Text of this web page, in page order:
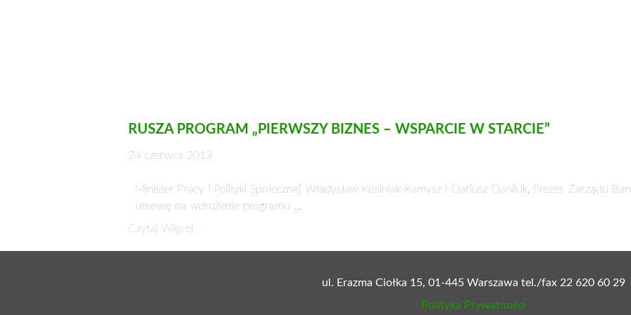
RUSZA PROGRAM „PIERWSZY BIZNES – WSPARCIE W STARCIE”
24 czerwca 2013
Minister Pracy i Polityki Społecznej Władysław Kosiniak-Kamysz i Dariusz Daniluk, Prezes Zarządu
umowę na wdrożenie programu …
Czytaj Więcej
ul. Erazma Ciołka 15, 01-445 Warszawa tel./fax 22 620 60 29
Polityka Prywatności